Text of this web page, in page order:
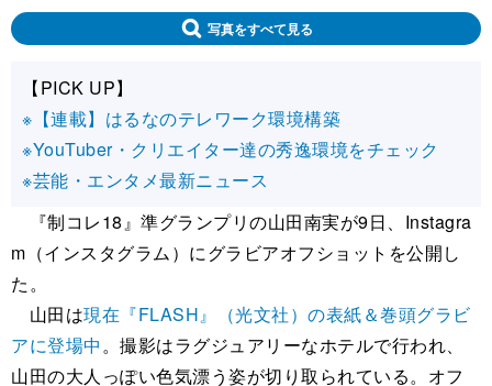
写真をすべて見る
【PICK UP】
※【連載】はるなのテレワーク環境構築
※YouTuber・クリエイター達の秀逸環境をチェック
※芸能・エンタメ最新ニュース
『制コレ18』準グランプリの山田南実が9日、Instagra
m（インスタグラム）にグラビアオフショットを公開し
た。
山田は現在『FLASH』（光文社）の表紙＆巻頭グラビ
アに登場中。撮影はラグジュアリーなホテルで行われ、
山田の大人っぽい色気漂う姿が切り取られている。オフ